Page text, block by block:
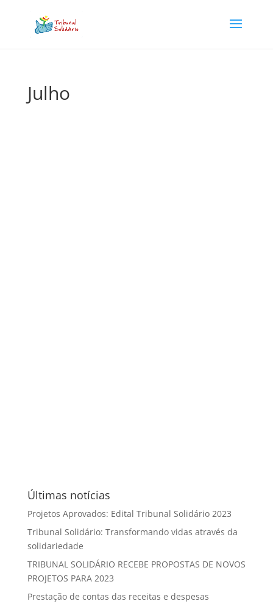
Julho
Últimas notícias
Projetos Aprovados: Edital Tribunal Solidário 2023
Tribunal Solidário: Transformando vidas através da
solidariedade
TRIBUNAL SOLIDÁRIO RECEBE PROPOSTAS DE NOVOS
PROJETOS PARA 2023
Prestação de contas das receitas e despesas